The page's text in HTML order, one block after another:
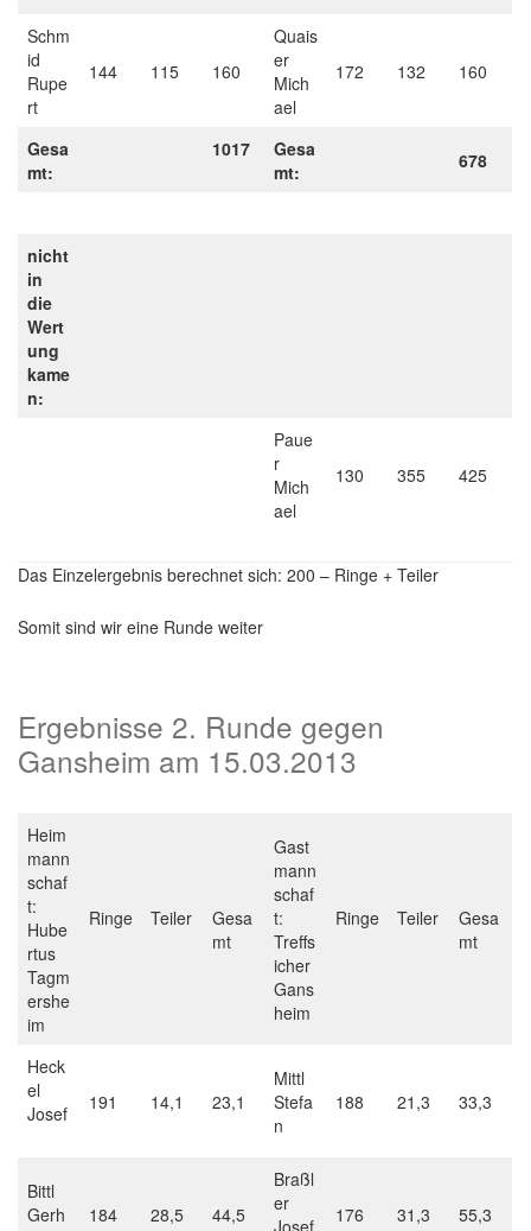
Schm
id
Rupe
rt
144 115 160
Quais
er
Mich
ael
172 132 160
Gesa
mt:
1017
Gesa
mt:
678
nicht
in
die
Wert
ung
kame
n:
Paue
r
Mich
ael
130 355 425
Das Einzelergebnis berechnet sich: 200 – Ringe + Teiler
Somit sind wir eine Runde weiter
Ergebnisse 2. Runde gegen
Gansheim am 15.03.2013
Heim
mann
schaf
t:
Hube
rtus
Tagm
ershe
im
Ringe Teiler
Gesa
mt
Gast
mann
schaf
t:
Treffs
icher
Gans
heim
Ringe Teiler
Gesa
mt
Heck
el
Josef
191 14,1 23,1
Mittl
Stefa
n
188 21,3 33,3
Bittl
Gerh
184 28,5 44,5
Braßl
er
176 31,3 55,3